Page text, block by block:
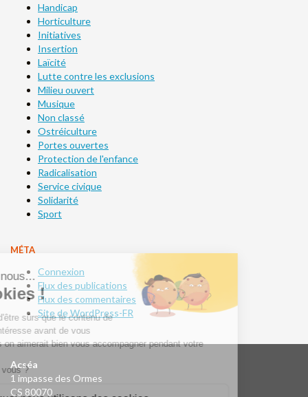
Handicap
Horticulture
Initiatives
Insertion
Laïcité
Lutte contre les exclusions
Milieu ouvert
Musique
Non classé
Ostréiculture
Portes ouvertes
Protection de l'enfance
Radicalisation
Service civique
Solidarité
Sport
MÉTA
Connexion
Flux des publications
Flux des commentaires
Site de WordPress-FR
Acséa
1 impasse des Ormes
CS 80070